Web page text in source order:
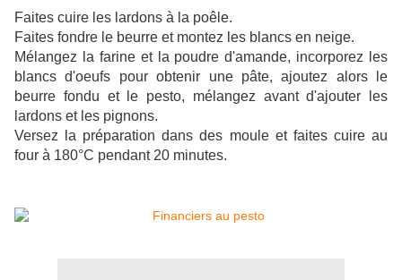
Faites cuire les lardons à la poêle.
Faites fondre le beurre et montez les blancs en neige.
Mélangez la farine et la poudre d'amande, incorporez les
blancs d'oeufs pour obtenir une pâte, ajoutez alors le
beurre fondu et le pesto, mélangez avant d'ajouter les
lardons et les pignons.
Versez la préparation dans des moule et faites cuire au
four à 180°C pendant 20 minutes.